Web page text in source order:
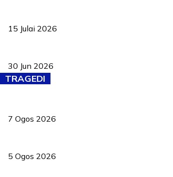
15 Julai 2026
30 Jun 2026
TRAGEDI
7 Ogos 2026
5 Ogos 2026